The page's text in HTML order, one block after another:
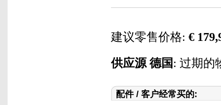
建议零售价格: €
供应源 德国 : 过期的
配件 / 客户经常买的: